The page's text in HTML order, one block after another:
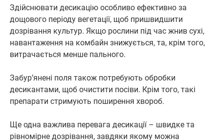
Здійснювати десикацію особливо ефективно за
дощового періоду вегетації, щоб пришвидшити
дозрівання культур. Якщо рослини під час жнив сухі,
навантаження на комбайн знижується, та, крім того,
витрачається менше пального.
Забур’янені поля також потребують обробки
десикантами, щоб очистити посіви. Крім того, такі
препарати стримують поширення хвороб.
Ще одна важлива перевага десикації – швидке та
рівномірне дозрівання, завдяки якому можна